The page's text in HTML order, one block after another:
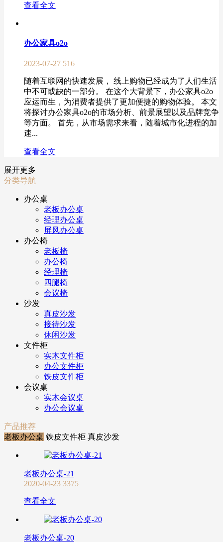
查看全文
办公家具o2o
2023-07-27 516
随着互联网的快速发展， 线上购物已经成为了人们生活
中不可或缺的一部分。 在这个大背景下，办公家具o2o
应运而生，为消费者提供了更加便捷的购物体验。 本文
将探讨办公家具o2o的市场分析、前景展望以及品牌竞争
等方面。 首先，从市场需求来看，随着城市化进程的加
速...
查看全文
展开更多
分类导航
办公桌
老板办公桌
经理办公桌
屏风办公桌
办公椅
老板椅
办公椅
经理椅
四腿椅
会议椅
沙发
真皮沙发
接待沙发
休闲沙发
文件柜
实木文件柜
办公文件柜
铁皮文件柜
会议桌
实木会议桌
办公会议桌
产品推荐
老板办公桌 铁皮文件柜 真皮沙发
老板办公桌-21
2020-04-23 3375
查看全文
老板办公桌-20